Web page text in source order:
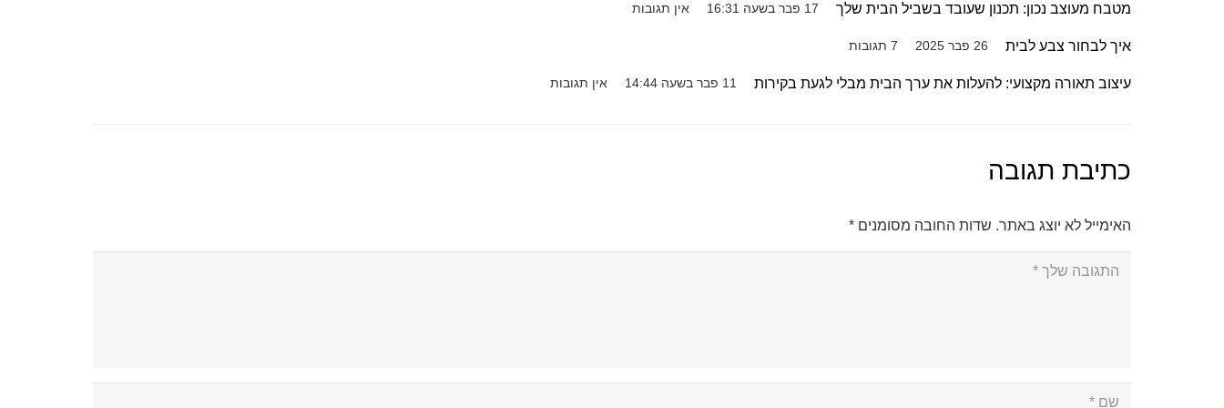
מטבח מעוצב נכון: תכנון שעובד בשביל הבית שלך 17 פבר בשעה 16:31 אין תגובות
איך לבחור צבע לבית 26 פבר 2025 7 תגובות
עיצוב תאורה מקצועי: להעלות את ערך הבית מבלי לגעת בקירות 11 פבר בשעה 14:44 אין תגובות
כתיבת תגובה
האימייל לא יוצג באתר. שדות החובה מסומנים *